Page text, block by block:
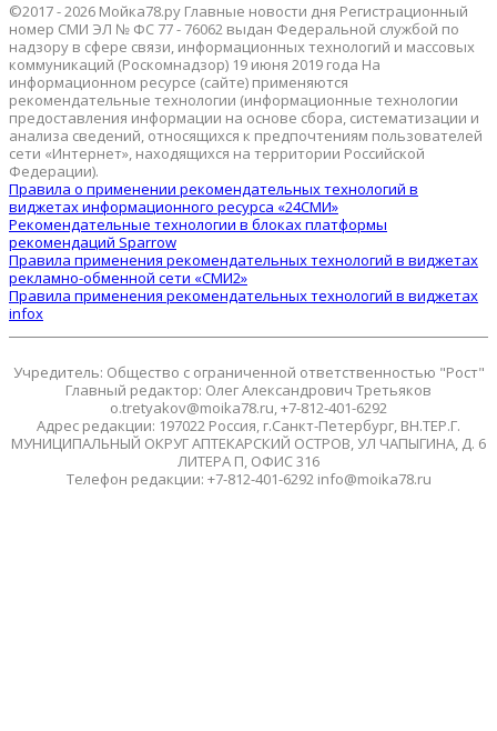
©2017 - 2026 Мойка78.ру Главные новости дня Регистрационный
номер СМИ ЭЛ № ФС 77 - 76062 выдан Федеральной службой по
надзору в сфере связи, информационных технологий и массовых
коммуникаций (Роскомнадзор) 19 июня 2019 года На
информационном ресурсе (сайте) применяются
рекомендательные технологии (информационные технологии
предоставления информации на основе сбора, систематизации и
анализа сведений, относящихся к предпочтениям пользователей
сети «Интернет», находящихся на территории Российской
Федерации).
Правила о применении рекомендательных технологий в
виджетах информационного ресурса «24СМИ»
Рекомендательные технологии в блоках платформы
рекомендаций Sparrow
Правила применения рекомендательных технологий в виджетах
рекламно-обменной сети «СМИ2»
Правила применения рекомендательных технологий в виджетах
infox
Учредитель: Общество с ограниченной ответственностью "Рост"
Главный редактор: Олег Александрович Третьяков
o.tretyakov@moika78.ru, +7-812-401-6292
Адрес редакции: 197022 Россия, г.Санкт-Петербург, ВН.ТЕР.Г.
МУНИЦИПАЛЬНЫЙ ОКРУГ АПТЕКАРСКИЙ ОСТРОВ, УЛ ЧАПЫГИНА, Д. 6
ЛИТЕРА П, ОФИС 316
Телефон редакции: +7-812-401-6292 info@moika78.ru